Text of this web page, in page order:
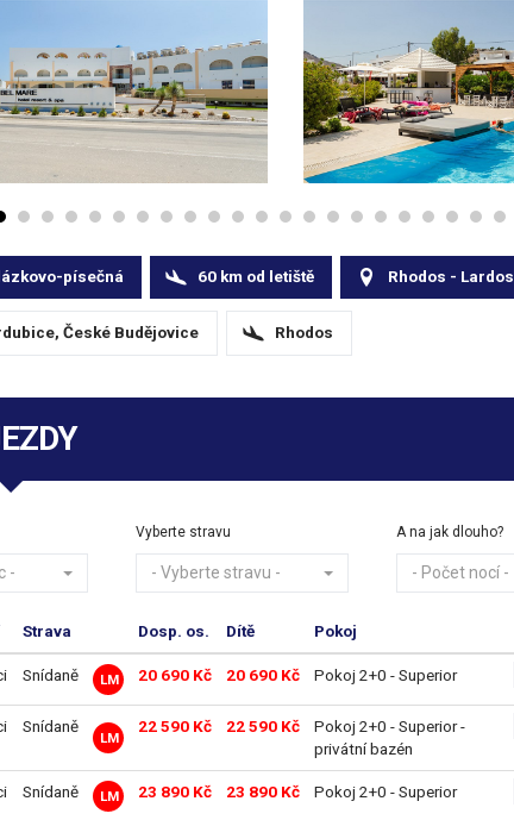
písečná 60 km od letiště Rhodos - Lardos
České Budějovice Rhodos
-
Vyberte stravu
- Vyberte stravu -
A na jak dlouho?
- Počet nocí -
Strava Dosp. os. Dítě Pokoj
Snídaně LM 20 690 Kč 20 690 Kč Pokoj 2+0 - Superior
Snídaně
LM
22 590 Kč 22 590 Kč
Pokoj 2+0 - Superior -
privátní bazén
Snídaně LM 23 890 Kč 23 890 Kč Pokoj 2+0 - Superior